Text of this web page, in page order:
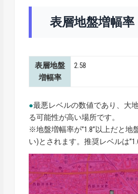
表層地盤増幅率
表層地盤
増幅率
2.58
●最悪レベルの数値であり、大
る可能性が高い場所です。
※地盤増幅率が”1.8”以上だと地
い)とされます。推奨レベルは